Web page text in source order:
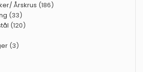
Årskrus (186)
(33)
(120)
(3)